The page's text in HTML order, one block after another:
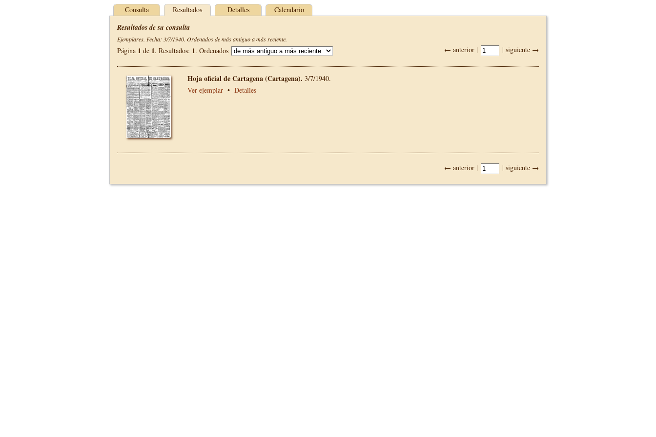
Consulta Resultados Detalles Calendario
Resultados de su consulta
Ejemplares. Fecha: 3/7/1940. Ordenados de más antiguo a más reciente.
← anterior | | siguiente →
Página 1 de 1. Resultados: 1. Ordenados
Hoja oficial de Cartagena (Cartagena). 3/7/1940.
Ver ejemplar • Detalles
← anterior | | siguiente →